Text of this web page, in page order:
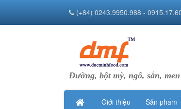
Đường, bột mỳ, ngô, sắn,
Giới thiệu Sản phẩm
(+84) 0243.9950.988 -